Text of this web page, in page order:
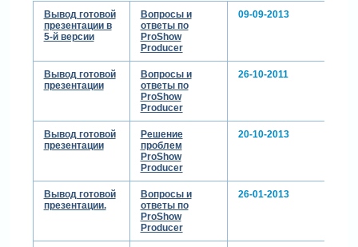
Вывод готовой
презентации в
5-й версии
Вопросы и
ответы по
ProShow
Producer
09-09-2013
Вывод готовой
презентации
Вопросы и
ответы по
ProShow
Producer
26-10-2011
Вывод готовой
презентации
Решение
проблем
ProShow
Producer
20-10-2013
Вывод готовой
презентации.
Вопросы и
ответы по
ProShow
Producer
26-01-2013